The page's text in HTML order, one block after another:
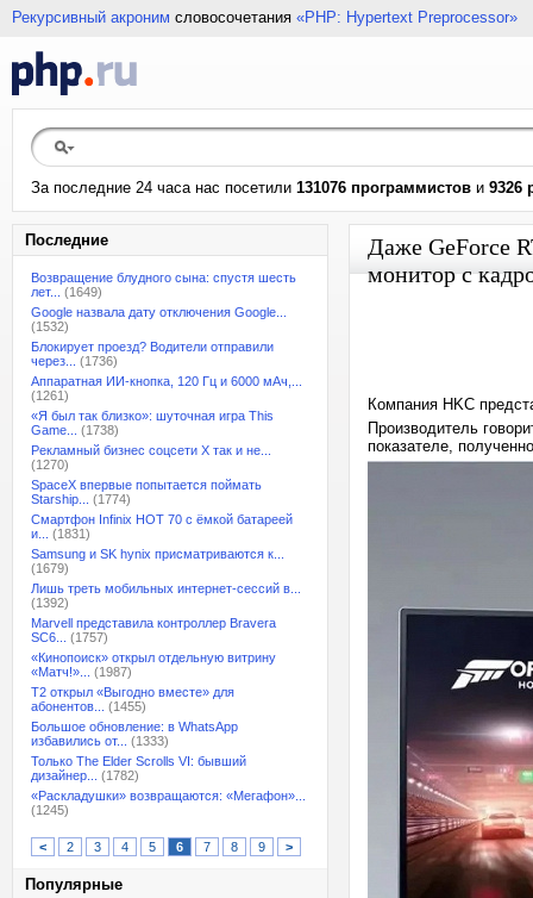
Рекурсивный акроним словосочетания «PHP: Hypertext Preprocessor»
За последние 24 часа нас посетили 131076 программистов и 9326
Последние
Возвращение блудного сына: спустя шесть
лет...
(1649)
Google назвала дату отключения Google...
(1532)
Блокирует проезд? Водители отправили
через...
(1736)
Аппаратная ИИ-кнопка, 120 Гц и 6000 мАч,...
(1261)
«Я был так близко»: шуточная игра This
Game...
(1738)
Рекламный бизнес соцсети X так и не...
(1270)
SpaceX впервые попытается поймать
Starship...
(1774)
Смартфон Infinix HOT 70 с ёмкой батареей
и...
(1831)
Samsung и SK hynix присматриваются к...
(1679)
Лишь треть мобильных интернет-сессий в...
(1392)
Marvell представила контроллер Bravera
SC6...
(1757)
«Кинопоиск» открыл отдельную витрину
«Матч!»...
(1987)
T2 открыл «Выгодно вместе» для
абонентов...
(1455)
Большое обновление: в WhatsApp
избавились от...
(1333)
Только The Elder Scrolls VI: бывший
дизайнер...
(1782)
«Раскладушки» возвращаются: «Мегафон»...
(1245)
< 2 3 4 5 6 7 8 9 >
Популярные
Даже GeForce
монитор с
Компания HKC
Производитель
показателе,